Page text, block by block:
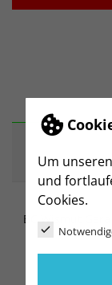
Um
und
Cookies.
BC Wismut